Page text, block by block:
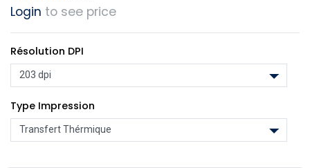
Login to see price
Résolution DPI
Type Impression